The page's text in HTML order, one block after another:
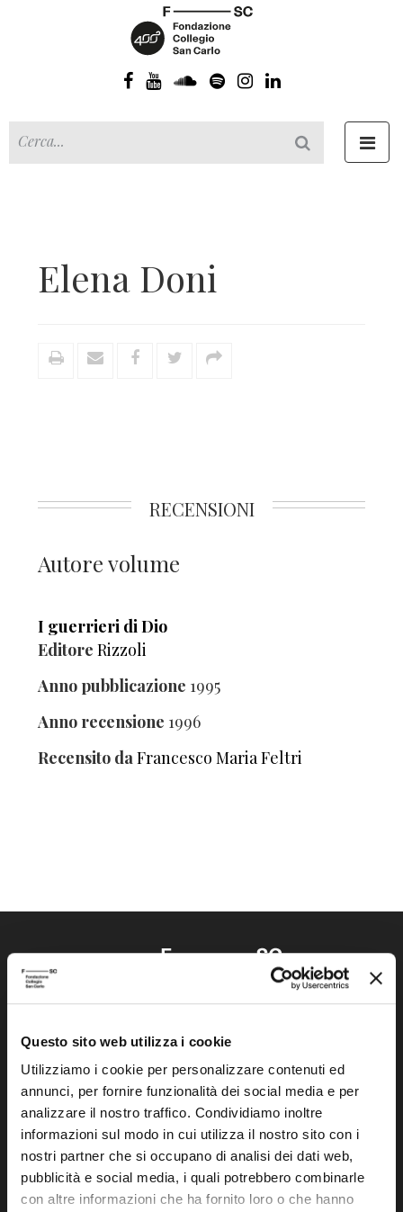
Questo sito web utilizza i cookie
Utilizziamo i cookie per personalizzare contenuti ed
annunci, per fornire funzionalità dei social media e per
analizzare il nostro traffico. Condividiamo inoltre
informazioni sul modo in cui utilizza il nostro sito con i
nostri partner che si occupano di analisi dei dati web,
pubblicità e social media, i quali potrebbero combinarle
con altre informazioni che ha fornito loro o che hanno
Elena Doni
RECENSIONI
Autore volume
I guerrieri di Dio
Editore Rizzoli
Anno pubblicazione 1995
Anno recensione 1996
Recensito daFrancesco Maria Feltri
Fondazione Collegio San Carlo
Via San Carlo 5
41121 Modena (MO)
P.I. 00641060363
tel. 059.421211
info@fondazionesancarlo.it